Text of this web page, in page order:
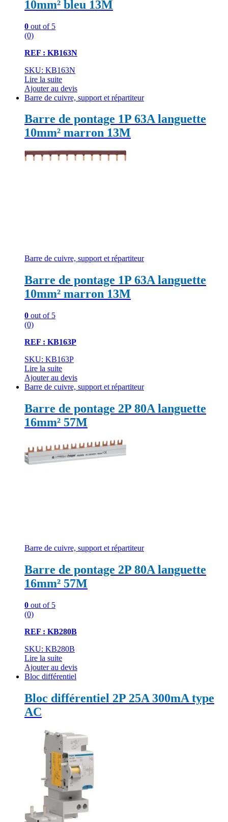
10mm² bleu 13M
0 out of 5
(0)
REF : KB163N
SKU: KB163N
Lire la suite
Ajouter au devis
Barre de cuivre, support et répartiteur
Barre de pontage 1P 63A languette
10mm² marron 13M
Barre de cuivre, support et répartiteur
Barre de pontage 1P 63A languette
10mm² marron 13M
0 out of 5
(0)
REF : KB163P
SKU: KB163P
Lire la suite
Ajouter au devis
Barre de cuivre, support et répartiteur
Barre de pontage 2P 80A languette
16mm² 57M
Barre de cuivre, support et répartiteur
Barre de pontage 2P 80A languette
16mm² 57M
0 out of 5
(0)
REF : KB280B
SKU: KB280B
Lire la suite
Ajouter au devis
Bloc différentiel
Bloc différentiel 2P 25A 300mA type
AC